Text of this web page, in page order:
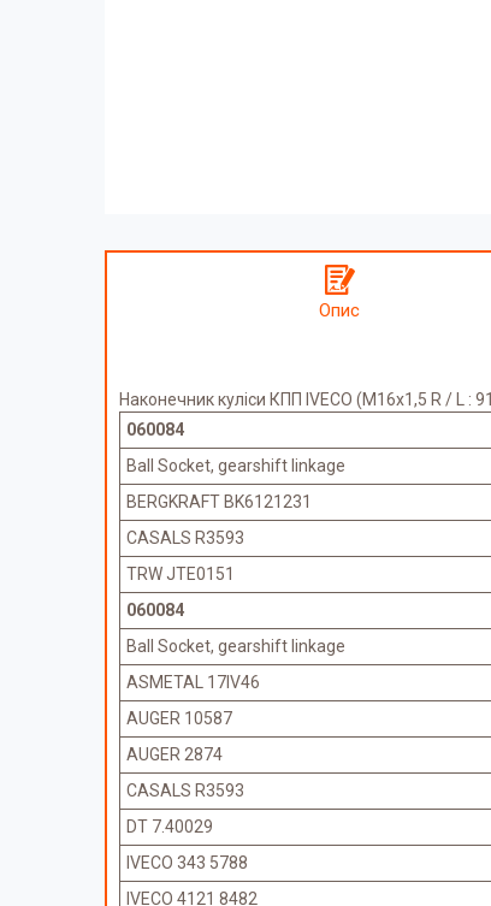
Опис
Наконечник куліси КПП IVECO (M16x1,5 R / L :
060084
Ball Socket, gearshift linkage
BERGKRAFT BK6121231
CASALS R3593
TRW JTE0151
060084
Ball Socket, gearshift linkage
ASMETAL 17IV46
AUGER 10587
AUGER 2874
CASALS R3593
DT 7.40029
IVECO 343 5788
IVECO 4121 8482